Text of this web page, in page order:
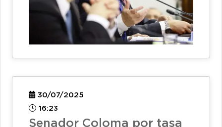
30/07/2025
16:23
Senador Coloma por tasa